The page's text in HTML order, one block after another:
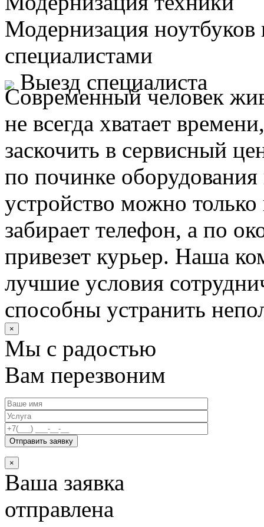
Модернизация
специалистами
Выезд специалиста
Современный человек
не всегда хватает
заскочить в сервисный
по починке
устройство можно
забирает телефон, а по
привезет курьер. Наша
лучшие условия
способны устранить
×
Мы с радостью
Вам перезвоним
×
Ваша заявка
отправлена